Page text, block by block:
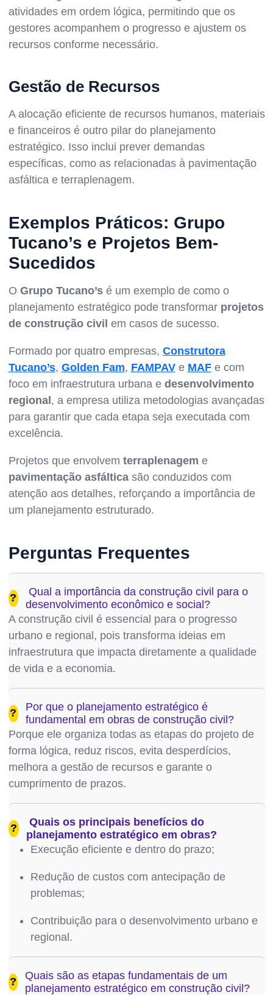
atividades em ordem lógica, permitindo que os
gestores acompanhem o progresso e ajustem os
recursos conforme necessário.
Gestão de Recursos
A alocação eficiente de recursos humanos, materiais
e financeiros é outro pilar do planejamento
estratégico. Isso inclui prever demandas
específicas, como as relacionadas à pavimentação
asfáltica e terraplenagem.
Exemplos Práticos: Grupo
Tucano’s e Projetos Bem-
Sucedidos
O Grupo Tucano’sé um exemplo de como o
planejamento estratégico pode transformar projetos
de construção civil em casos de sucesso.
Formado por quatro empresas, Construtora
Tucano’s, Golden Fam, FAMPAV e MAFe com
foco em infraestrutura urbana e desenvolvimento
regional, a empresa utiliza metodologias avançadas
para garantir que cada etapa seja executada com
excelência.
Projetos que envolvem terraplenagem e
pavimentação asfálticasão conduzidos com
atenção aos detalhes, reforçando a importância de
um planejamento estruturado.
Perguntas Frequentes
?
Qual a importância da construção civil para o
desenvolvimento econômico e social?
A construção civil é essencial para o progresso
urbano e regional, pois transforma ideias em
infraestrutura que impacta diretamente a qualidade
de vida e a economia.
?
Por que o planejamento estratégico é
fundamental em obras de construção civil?
Porque ele organiza todas as etapas do projeto de
forma lógica, reduz riscos, evita desperdícios,
melhora a gestão de recursos e garante o
cumprimento de prazos.
?
Quais os principais benefícios do
planejamento estratégico em obras?
Execução eficiente e dentro do prazo;
Redução de custos com antecipação de
problemas;
Contribuição para o desenvolvimento urbano e
regional.
?
Quais são as etapas fundamentais de um
planejamento estratégico em construção civil?